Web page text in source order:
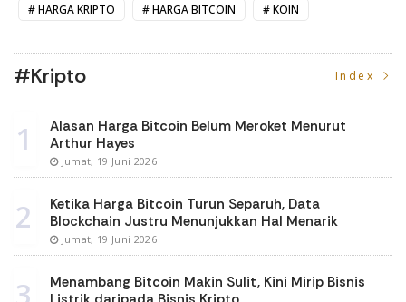
HARGA KRIPTO HARGA BITCOIN KOIN
#kripto Index
1
Alasan Harga Bitcoin Belum Meroket Menurut
Arthur Hayes
Jumat, 19 Juni 2026
2
Ketika Harga Bitcoin Turun Separuh, Data
Blockchain Justru Menunjukkan Hal Menarik
Jumat, 19 Juni 2026
3
Menambang Bitcoin Makin Sulit, Kini Mirip Bisnis